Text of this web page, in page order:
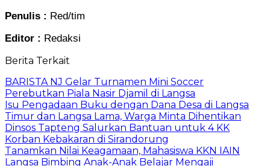
Penulis : Red/tim
Editor : Redaksi
Berita Terkait
BARISTA NJ Gelar Turnamen Mini Soccer
Perebutkan Piala Nasir Djamil di Langsa
Isu Pengadaan Buku dengan Dana Desa di Langsa
Timur dan Langsa Lama, Warga Minta Dihentikan
Dinsos Tapteng Salurkan Bantuan untuk 4 KK
Korban Kebakaran di Sirandorung
Tanamkan Nilai Keagamaan, Mahasiswa KKN IAIN
Langsa Bimbing Anak-Anak Belajar Mengaji